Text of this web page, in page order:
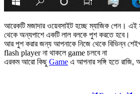
আরেকটি মজাদার ওয়েবসাইট হচ্ছে ম্যাজিক পেন। এই
থেকে অন্যপাশে একটি লাল বলকে পুশ করতে হবে।
আর পুশ করার জন্য আপনাকে নিজে থেকে বিভিন্ন
flash player না থাকলে game চলবে না
এরকম আরো কিছুGame এ আপনার সঙ্গি হতে রাজি,